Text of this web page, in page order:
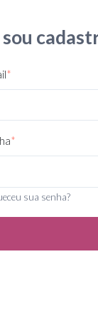
sou
*
*
sua senha?